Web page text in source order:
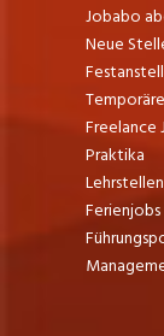
Jobabo
Neue
Freelance
Praktika
Lehrstellen
Ferienjobs